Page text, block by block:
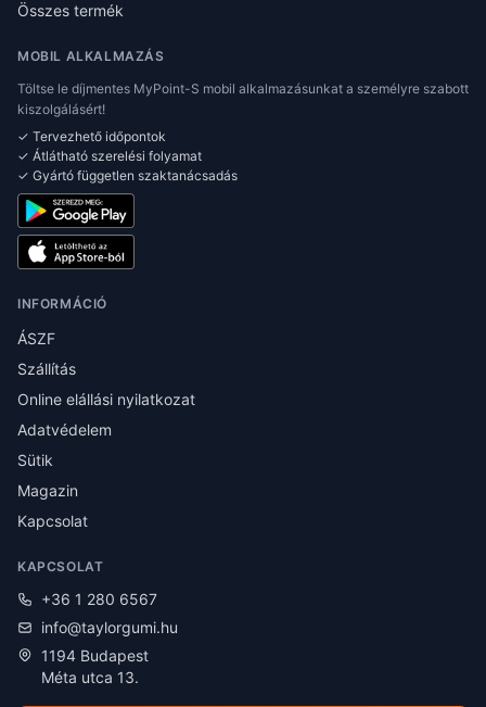
Összes termék
MOBIL ALKALMAZÁS
Töltse le díjmentes MyPoint-S mobil alkalmazásunkat a személyre szabott
kiszolgálásért!
✓ Tervezhető időpontok
✓ Átlátható szerelési folyamat
✓ Gyártó független szaktanácsadás
INFORMÁCIÓ
ÁSZF
Szállítás
Online elállási nyilatkozat
Adatvédelem
Sütik
Magazin
Kapcsolat
KAPCSOLAT
+36 1 280 6567
info@taylorgumi.hu
1194 Budapest
Méta utca 13.